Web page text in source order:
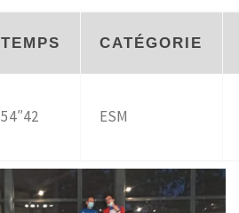
TEMPS CATÉGORIE
54″42 ESM